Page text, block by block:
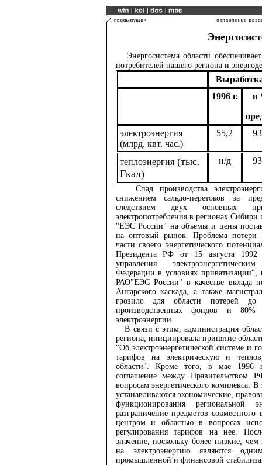
Энергосистема области
потребителей нашего региона и
1996 г.
в
электроэнергия
(млрд. квт. час.)
55,2
теплоэнергия(тыс.
Гкал)
н/д
Спад производства
снижением сальдо-перетоков за
следствием двух основных
электропотребления в регионах
"ЕЭС России" на объемы и цены
на оптовый рынок. Проблема потери
части своего энергетического
Президента РФ от 15 августа
управления
Федерации в условиях
РАО"ЕЭС России" в качестве вклада
Ангарского каскада, а также
грозило для области потерей
производственных фондов и 80%
электроэнергии.
В связи с этим, администрация
региона, инициировала принятие
"Об электроэнергетической системе и
тарифов на электрическую и
области". Кроме того, в мае 1996
соглашение между Правительством
вопросам энергетического комплекса.
устанавливаются экономические,
функционирования региональной
разграничение предметов
центром и областью в вопросах
регулирования тарифов на нее.
значение, поскольку более низкие,
на электроэнергию являются
промышленной и финансовой